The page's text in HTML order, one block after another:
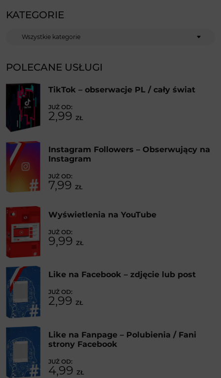
KATEGORIE
Kategorie
POLECANE USŁUGI
TikTok – obserwacje PL / cały świat
2,99 ZŁ
Instagram Followers – Obserwujący na
Instagram
7,99 ZŁ
Wyświetlenia na YouTube
9,99 ZŁ
Like na Facebook – zdjęcie lub post
2,99 ZŁ
Like na Fanpage – Polubienia / Fani
strony Facebook
4,99 ZŁ